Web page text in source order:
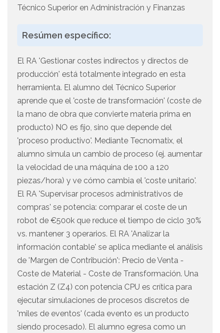
Técnico Superior en Administración y Finanzas
Resúmen específico:
El RA 'Gestionar costes indirectos y directos de
producción' está totalmente integrado en esta
herramienta. El alumno del Técnico Superior
aprende que el 'coste de transformación' (coste de
la mano de obra que convierte materia prima en
producto) NO es fijo, sino que depende del
'proceso productivo'. Mediante Tecnomatix, el
alumno simula un cambio de proceso (ej. aumentar
la velocidad de una máquina de 100 a 120
piezas/hora) y ve cómo cambia el 'coste unitario'.
El RA 'Supervisar procesos administrativos de
compras' se potencia: comparar el coste de un
robot de €500k que reduce el tiempo de ciclo 30%
vs. mantener 3 operarios. El RA 'Analizar la
información contable' se aplica mediante el análisis
de 'Margen de Contribución': Precio de Venta -
Coste de Material - Coste de Transformación. Una
estación Z (Z4) con potencia CPU es crítica para
ejecutar simulaciones de procesos discretos de
'miles de eventos' (cada evento es un producto
siendo procesado). El alumno egresa como un